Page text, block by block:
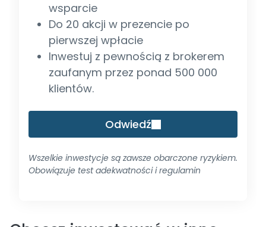
wsparcie
Do 20 akcji w prezencie po
pierwszej wpłacie
Inwestuj z pewnością z brokerem
zaufanym przez ponad 500 000
klientów.
Odwiedź
Wszelkie inwestycje są zawsze obarczone ryzykiem.
Obowiązuje test adekwatności i regulamin